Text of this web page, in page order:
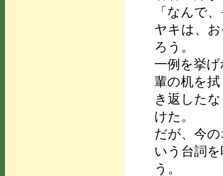
「なんで
ヤキは、
ろう。
一例を挙
輩の机を
き返した
けた。
だが、今
いう台詞
う。